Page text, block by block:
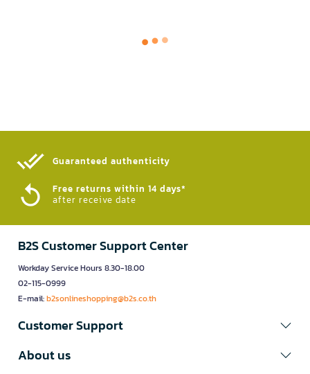
Guaranteed authenticity​
Free returns within 14 days*
after receive date
B2S Customer Support Center
Workday Service Hours 8.30-18.00
02-115-0999
E-mail:b2sonlineshopping@b2s.co.th
Customer Support
About us